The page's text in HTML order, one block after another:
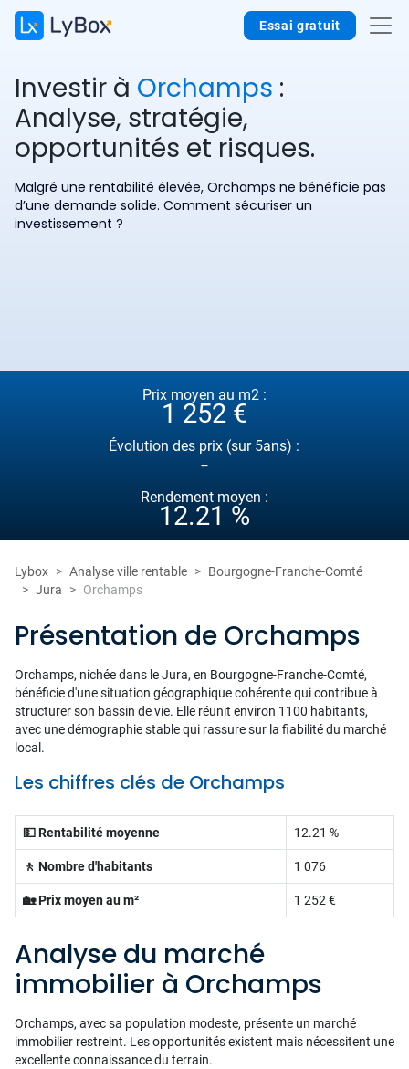
Essai gratuit
Investir à Orchamps :
Analyse, stratégie,
opportunités et risques.
Malgré une rentabilité élevée, Orchamps ne bénéficie pas
d’une demande solide. Comment sécuriser un
investissement ?
Prix moyen au m2 :
1 252 €
Évolution des prix (sur 5ans) :
-
Rendement moyen :
12.21 %
Lybox Analyse ville rentable
Bourgogne-Franche-Comté
Jura
Orchamps
Présentation de Orchamps
Orchamps, nichée dans le Jura, en Bourgogne-Franche-Comté,
bénéficie d'une situation géographique cohérente qui contribue à
structurer son bassin de vie. Elle réunit environ 1100 habitants,
avec une démographie stable qui rassure sur la fiabilité du marché
local.
Les chiffres clés de Orchamps
💵 Rentabilité moyenne 12.21 %
🚶 Nombre d'habitants 1 076
🏡 Prix moyen au m² 1 252 €
Analyse du marché
immobilier à Orchamps
Orchamps, avec sa population modeste, présente un marché
immobilier restreint. Les opportunités existent mais nécessitent une
excellente connaissance du terrain.